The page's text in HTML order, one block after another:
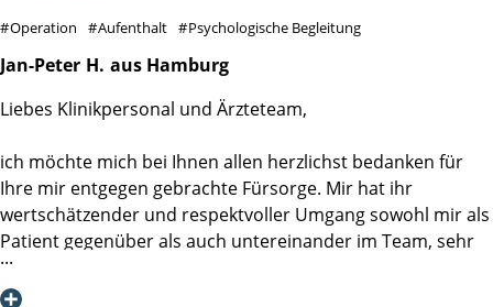
Operation Aufenthalt Psychologische Begleitung
Jan-Peter H. aus Hamburg
Liebes Klinikpersonal und Ärzteteam,
ich möchte mich bei Ihnen allen herzlichst bedanken für
Ihre mir entgegen gebrachte Fürsorge. Mir hat ihr
wertschätzender und respektvoller Umgang sowohl mir als
Patient gegenüber als auch untereinander im Team, sehr
gut gefallen. Optimismus und Zuversicht tragen in dieser
Situation sehr dazu bei, dass man als Betroffener guter